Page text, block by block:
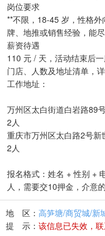
岗位要求
**不限，18-45 岁，性格
牌、地推或销售经验，能
薪资待遇
110 元 / 天，活动结束后
门店、人数及地址清单，
工作地址：
万州区太白街道白岩路89
2人
重庆市万州区太白路2号
2人
报名格式：姓名 + 性别 +
人，需要交10押金，介意的
地 区： 高笋塘/商贸城/新
提 示： 该信息已失效，